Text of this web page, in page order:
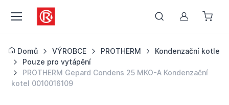
Můj účet
Domů VÝROBCE PROTHERM
Kondenzační kotle
Pouze pro vytápění
PROTHERM Gepard Condens 25 MKO-A Kondenzační
kotel 0010016109